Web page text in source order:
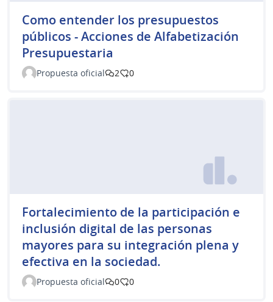
Como entender los presupuestos
públicos - Acciones de Alfabetización
Presupuestaria
Propuesta oficial 2 0
Fortalecimiento de la participación e
inclusión digital de las personas
mayores para su integración plena y
efectiva en la sociedad.
Propuesta oficial 0 0